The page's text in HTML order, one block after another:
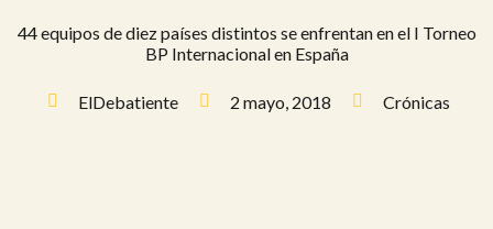
44 equipos de diez países distintos se enfrentan en el I Torneo
BP Internacional en España
ElDebatiente 2 mayo, 2018 Crónicas